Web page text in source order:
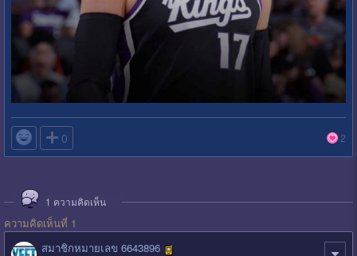
 0 2
1 ความคิดเห็น
ความคิดเห็นที่ 1
สมาชิกหมายเลข 6643896